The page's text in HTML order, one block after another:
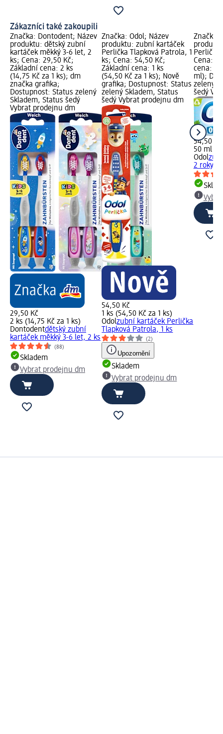
Zákazníci také zakoupili
Značka: Dontodent; Název
produktu: dětský zubní
kartáček měkký 3-6 let, 2
ks; Cena: 29,50 Kč;
Základní cena: 2 ks
(14,75 Kč za 1 ks); dm
značka grafika;
Dostupnost: Status zelený
Skladem, Status šedý
Vybrat prodejnu dm
29,50 Kč
2 ks (14,75 Kč za 1 ks)
Dontodentdětský zubní
kartáček měkký 3-6 let, 2 ks
(88)
Skladem
Vybrat prodejnu dm
Značka: Odol; Název
produktu: zubní kartáček
Perlička Tlapková Patrola, 1
ks; Cena: 54,50 Kč;
Základní cena: 1 ks
(54,50 Kč za 1 ks); Nově
grafika; Dostupnost: Status
zelený Skladem, Status
šedý Vybrat prodejnu dm
54,50 Kč
1 ks (54,50 Kč za 1 ks)
Odolzubní kartáček Perlička
Tlapková Patrola, 1 ks
(2)
Upozornění
Skladem
Vybrat prodejnu dm
Značka:
Perlička
Cena:
cena: 50
ml);
zelený
šedý
54,50 Kč
50 ml
Odol
2 roky,